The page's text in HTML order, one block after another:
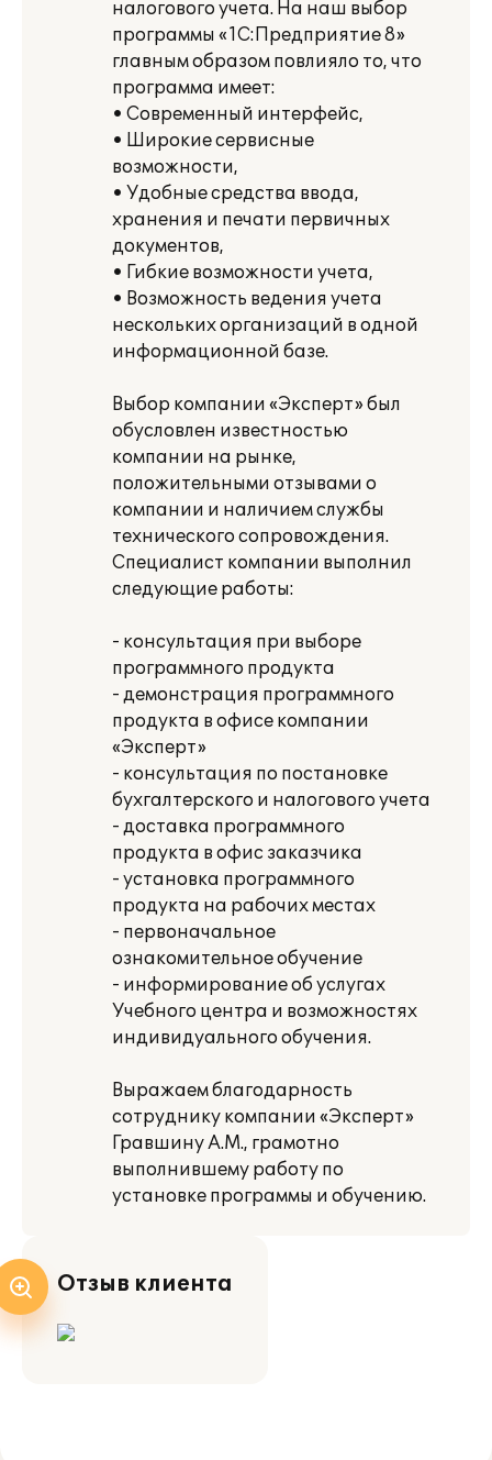
налогового учета. На наш выбор
программы «1С:Предприятие 8»
главным образом повлияло то, что
программа имеет:
• Современный интерфейс,
• Широкие сервисные
возможности,
• Удобные средства ввода,
хранения и печати первичных
документов,
• Гибкие возможности учета,
• Возможность ведения учета
нескольких организаций в одной
информационной базе.
Выбор компании «Эксперт» был
обусловлен известностью
компании на рынке,
положительными отзывами о
компании и наличием службы
технического сопровождения.
Специалист компании выполнил
следующие работы:
- консультация при выборе
программного продукта
- демонстрация программного
продукта в офисе компании
«Эксперт»
- консультация по постановке
бухгалтерского и налогового учета
- доставка программного
продукта в офис заказчика
- установка программного
продукта на рабочих местах
- первоначальное
ознакомительное обучение
- информирование об услугах
Учебного центра и возможностях
индивидуального обучения.
Выражаем благодарность
сотруднику компании «Эксперт»
Гравшину А.М., грамотно
выполнившему работу по
установке программы и обучению.
Отзыв клиента